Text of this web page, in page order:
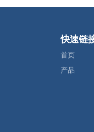
快速链
首页
产品